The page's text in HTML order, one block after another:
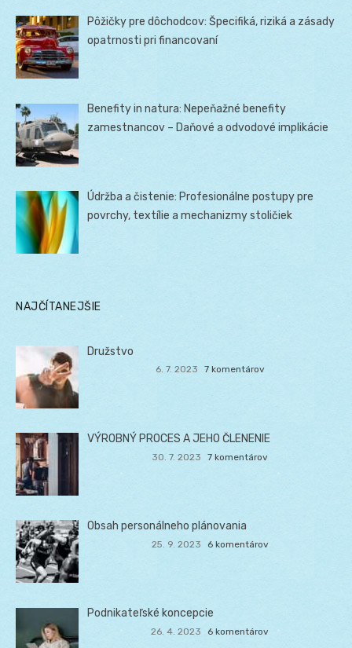
Pôžičky pre dôchodcov: Špecifiká, riziká a zásady
opatrnosti pri financovaní
Benefity in natura: Nepeňažné benefity
zamestnancov – Daňové a odvodové implikácie
Údržba a čistenie: Profesionálne postupy pre
povrchy, textílie a mechanizmy stoličiek
NAJČÍTANEJŠIE
Družstvo
6. 7. 2023 7 komentárov
VÝROBNÝ PROCES A JEHO ČLENENIE
30. 7. 2023 7 komentárov
Obsah personálneho plánovania
25. 9. 2023 6 komentárov
Podnikateľské koncepcie
26. 4. 2023 6 komentárov